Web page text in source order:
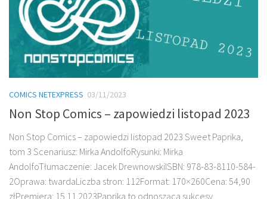
COMICS NETEXPRESS 03/11/2023
Non Stop Comics – zapowiedzi listopad 2023
Non Stop Comics – zapowiedzi listopad 2023 Sweet Paprika,
tom 3 Scenariusz: Mirka AndolfoRysunki: Mirka
AndolfoTłumaczenie: Jacek DrewnowskiISBN: 978-83-8110-584-
2Oprawa: twardaLiczba stron: 112Format: 170×260Cena: 54,90
złPremiera: 15.11.2023Paprika to odnosząca sukcesy